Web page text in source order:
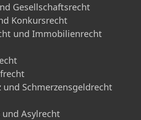
Gesellschaftsrecht
Konkursrecht
und Immobilienrecht
und Schmerzensgeldrecht
Asylrecht